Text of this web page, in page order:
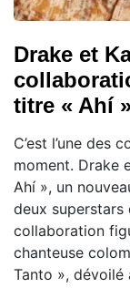
Drake et
titre « Ahí
C’est l’une des
moment. Drake
Ahí », un
deux superstars
collaboration
chanteuse
Tanto », dévoilé